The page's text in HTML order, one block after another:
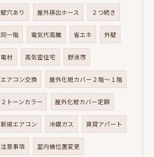
壁穴あり 屋外排出ホース ２つ続き
同一階 電気代高騰 省エネ 外壁
電材 高気密住宅 野洲市
エアコン交換 屋外化粧カバー２階～１階
２トーンカラー 屋外化粧カバー定額
新規エアコン 冷媒ガス 賃貸アパート
注意事項 室内機位置変更